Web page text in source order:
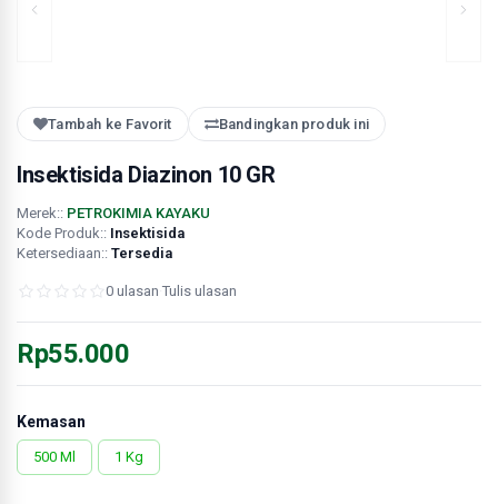
Tambah ke Favorit Bandingkan produk ini
Insektisida Diazinon 10 GR
Merek:: PETROKIMIA KAYAKU
Kode Produk:: Insektisida
Ketersediaan:: Tersedia
0 ulasan Tulis ulasan
Rp55.000
Kemasan
500 Ml 1 Kg